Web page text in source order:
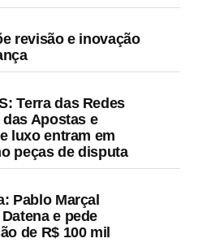
revisão e inovação
Terra das Redes
Apostas e
luxo entram em
peças de disputa
Pablo Marçal
e pede
de R$ 100 mil